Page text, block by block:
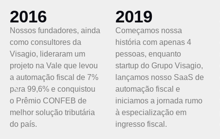
2019
Começamos nossa
história com apenas 4
pessoas, enquanto
startup do Grupo Visagio,
lançamos nosso SaaS de
automação fiscal e
iniciamos a jornada rumo
à especialização em
ingresso fiscal.
2020
Em plena pandemia,
crescemos com
resiliência:
quadruplicamos a base
de clientes, conquistamos
autonomia financeira e
fechamos o ano com 12
pessoas comprometidas
com o futuro.